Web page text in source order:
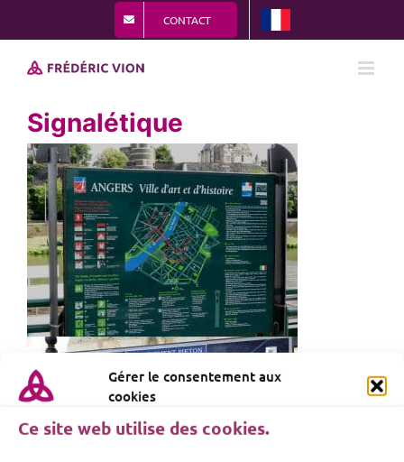
Gérer le consentement aux
cookies
Ce site web utilise des cookies.
au
contenu
CONTACT
Signalétique